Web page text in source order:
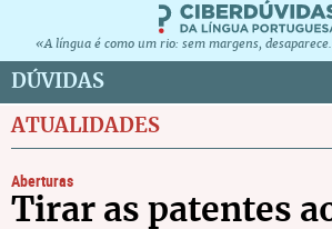
«A língua é como um rio: sem margens,
DÚVIDAS
ATUALIDADES
Aberturas
Tirar as patentes